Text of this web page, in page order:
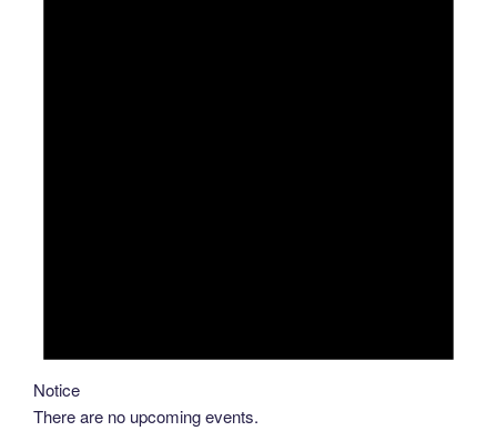
Notice
There are no upcoming events.